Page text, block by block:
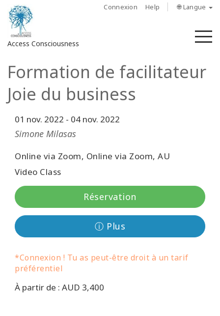
Connexion Help 🌐 Langue
Access Consciousness
Connectez-
sur
compte
propos
Access
Bars
régions
Facilitateurs
Formation de facilitateur
Joie du business
01 nov. 2022 - 04 nov. 2022
Simone Milasas
Online via Zoom, Online via Zoom, AU
Video Class
Réservation
ⓘ Plus
*Connexion ! Tu as peut-être droit à un tarif
préférentiel
À partir de : AUD 3,400